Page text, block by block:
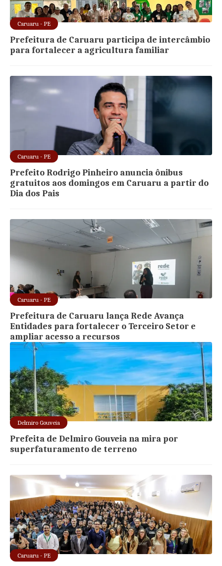
Caruaru - PE
Prefeitura de Caruaru participa de intercâmbio
para fortalecer a agricultura familiar
Caruaru - PE
Prefeito Rodrigo Pinheiro anuncia ônibus
gratuitos aos domingos em Caruaru a partir do
Dia dos Pais
Caruaru - PE
Prefeitura de Caruaru lança Rede Avança
Entidades para fortalecer o Terceiro Setor e
ampliar acesso a recursos
Delmiro Gouveia
Prefeita de Delmiro Gouveia na mira por
superfaturamento de terreno
Caruaru - PE